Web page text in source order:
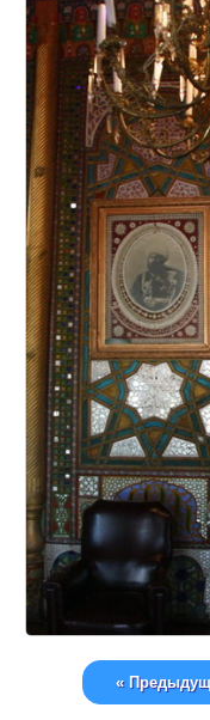
«